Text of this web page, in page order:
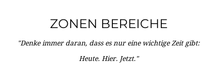
ZONEN BEREICHE
"Denke immer daran, dass es nur eine wichtige Zeit gibt:
Heute. Hier. Jetzt."